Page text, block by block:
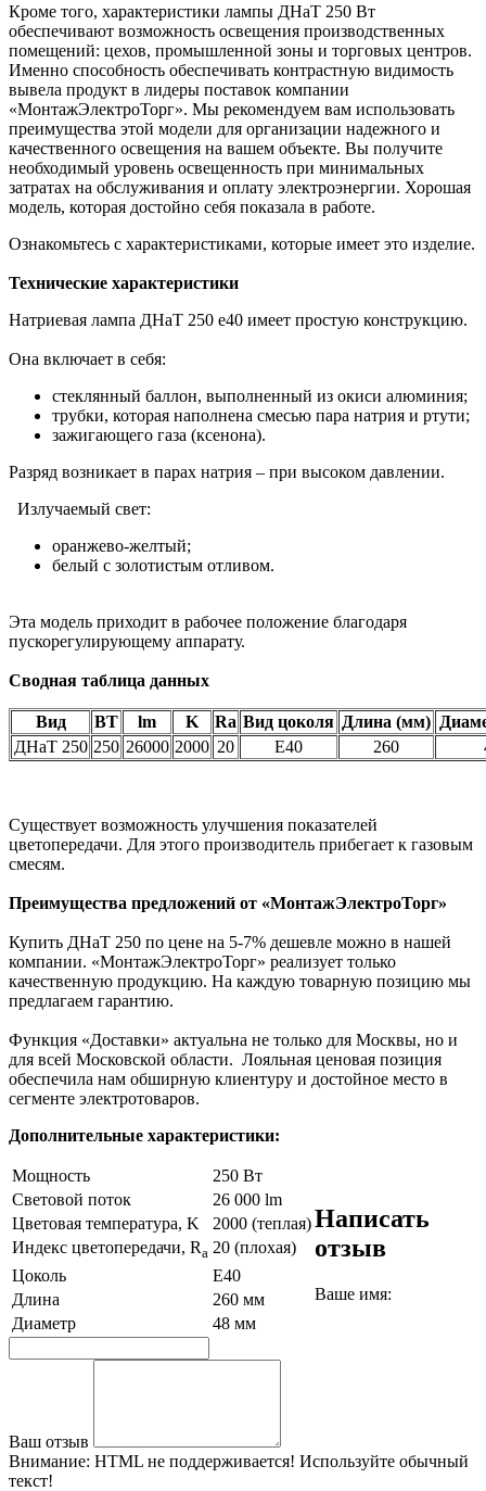
Кроме того, характеристики лампы ДНаТ 250 Вт
обеспечивают возможность освещения производственных
помещений: цехов, промышленной зоны и торговых центров.
Именно способность обеспечивать контрастную видимость
вывела продукт в лидеры поставок компании
«МонтажЭлектроТорг». Мы рекомендуем вам использовать
преимущества этой модели для организации надежного и
качественного освещения на вашем объекте. Вы получите
необходимый уровень освещенность при минимальных
затратах на обслуживания и оплату электроэнергии. Хорошая
модель, которая достойно себя показала в работе.
Ознакомьтесь с характеристиками, которые имеет это изделие.
Технические характеристики
Натриевая лампа ДНаТ 250 е40 имеет простую конструкцию.
Она включает в себя:
стеклянный баллон, выполненный из окиси алюминия;
трубки, которая наполнена смесью пара натрия и ртути;
зажигающего газа (ксенона).
Разряд возникает в парах натрия – при высоком давлении.
Излучаемый свет:
оранжево-желтый;
белый с золотистым отливом.
Эта модель приходит в рабочее положение благодаря
пускорегулирующему аппарату.
Сводная таблица данных
Вид ВТ lm K Ra Вид цоколя Длина (мм)
ДНаТ 250 250 26000 2000 20 Е40 260
Существует возможность улучшения показателей
цветопередачи. Для этого производитель прибегает к газовым
смесям.
Преимущества предложений от «МонтажЭлектроТорг»
Купить ДНаТ 250 по цене на 5-7% дешевле можно в нашей
компании. «МонтажЭлектроТорг» реализует только
качественную продукцию. На каждую товарную позицию мы
предлагаем гарантию.
Функция «Доставки» актуальна не только для Москвы, но и
для всей Московской области. Лояльная ценовая позиция
обеспечила нам обширную клиентуру и достойное место в
сегменте электротоваров.
Дополнительные характеристики:
Мощность
250 Вт
Световой поток
26 000 lm
Цветовая температура, K
2000 (теплая)
Индекс цветопередачи, Ra 20 (плохая)
Цоколь
Е40
Длина
260 мм
Диаметр
48 мм
Написать
отзыв
Ваше имя:
Ваш отзыв
Внимание: HTML не поддерживается! Используйте обычный
текст!